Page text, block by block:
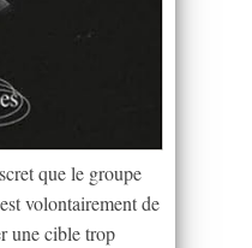
que le groupe
volontairement de
une cible trop